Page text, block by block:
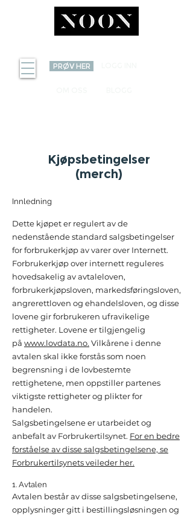
PRØV HER
Kjøpsbetingelser
(merch)
Innledning
Dette kjøpet er regulert av de
nedenstående standard salgsbetingelser
for forbrukerkjøp av varer over Internett.
Forbrukerkjøp over internett reguleres
hovedsakelig av avtaleloven,
forbrukerkjøpsloven, markedsføringsloven,
angrerettloven og ehandelsloven, og disse
lovene gir forbrukeren ufravikelige
rettigheter. Lovene er tilgjengelig
på www.lovdata.no. Vilkårene i denne
avtalen skal ikke forstås som noen
begrensning i de lovbestemte
rettighetene, men oppstiller partenes
viktigste rettigheter og plikter for
handelen.
Salgsbetingelsene er utarbeidet og
anbefalt av Forbrukertilsynet. For en bedre
forståelse av disse salgsbetingelsene, se
Forbrukertilsynets veileder her.
1. Avtalen
Avtalen består av disse salgsbetingelsene,
opplysninger gitt i bestillingsløsningen og